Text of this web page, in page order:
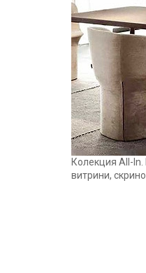
Колекция All-
витрини,